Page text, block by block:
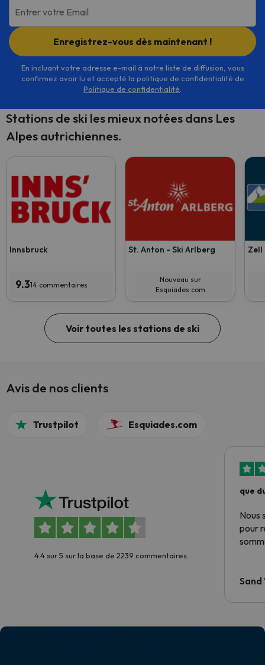
Entrer votre Email
Enregistrez-vous dès maintenant !
En incluant votre adresse e-mail à notre liste de diffusion, vous
confirmez avoir lu et accepté la politique de confidentialité de
Politique de confidentialité
Stations de ski les mieux notées dans Les
Alpes autrichiennes.
Innsbruck
9.314 commentaires
St. Anton - Ski Arlberg
Nouveau sur
Esquiades.com
Zell
Voir toutes les stations de ski
Avis de nos clients
Trustpilot Esquiades.com
4.4 sur 5 sur la base de 2239 commentaires
que
Nous
pour
Sand